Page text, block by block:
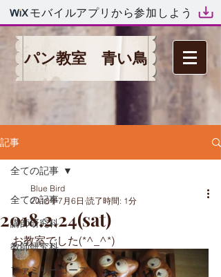
モバイルアプリから参加しよう
パン教室 青い鳥
記事
全ての記事
講師研究科
教師研究科
ファミリーコース
全ての記事
2018.2.24(sat)
Blue Bird
2018年7月6日 読了時間: 1分
お教室でした(*^_^*)